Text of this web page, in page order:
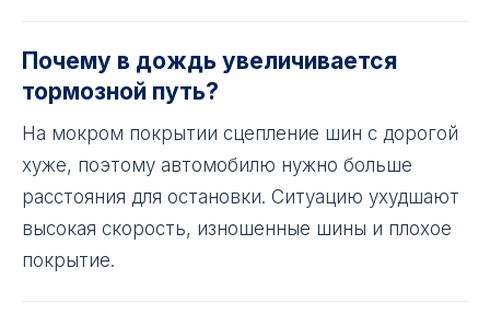
Почему в дождь увеличивается
тормозной путь?
На мокром покрытии сцепление шин с дорогой
хуже, поэтому автомобилю нужно больше
расстояния для остановки. Ситуацию ухудшают
высокая скорость, изношенные шины и плохое
покрытие.